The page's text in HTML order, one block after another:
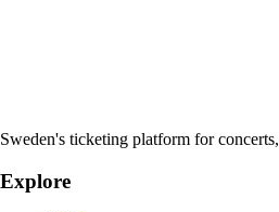
Sweden's ticketing platform for
Explore